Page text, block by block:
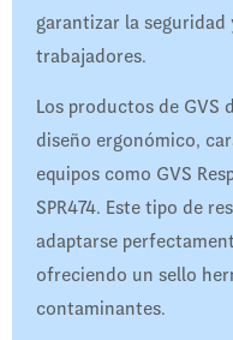
garantizar la
trabajadores.
Los productos de GVS
diseño ergonómico,
equipos como GVS
SPR474. Este tipo de
adaptarse
ofreciendo un sello
contaminantes.